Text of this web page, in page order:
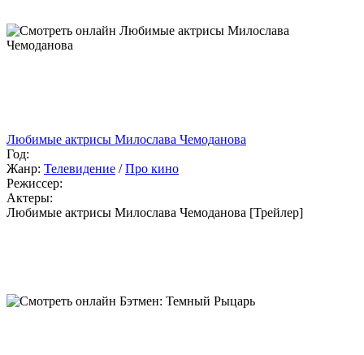
Любимые актрисы Милослава Чемоданова
Год:
Жанр: Телевидение /Про кино
Режиссер:
Актеры:
Любимые актрисы Милослава Чемоданова [Трейлер]